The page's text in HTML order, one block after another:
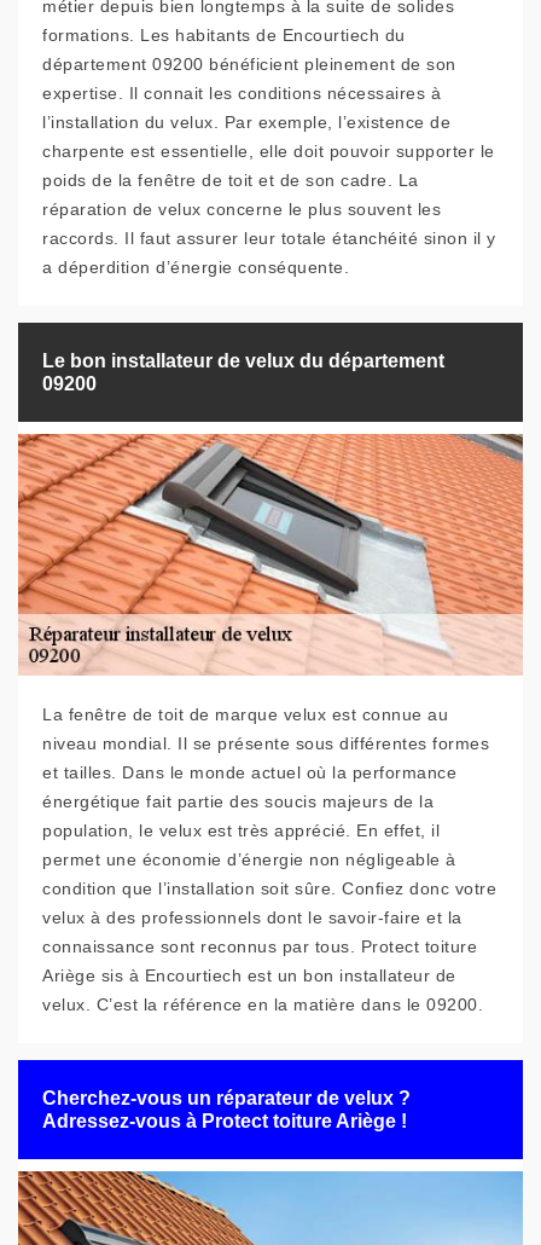
métier depuis bien longtemps à la suite de solides
formations. Les habitants de Encourtiech du
département 09200 bénéficient pleinement de son
expertise. Il connait les conditions nécessaires à
l’installation du velux. Par exemple, l’existence de
charpente est essentielle, elle doit pouvoir supporter le
poids de la fenêtre de toit et de son cadre. La
réparation de velux concerne le plus souvent les
raccords. Il faut assurer leur totale étanchéité sinon il y
a déperdition d’énergie conséquente.
Le bon installateur de velux du département
09200
La fenêtre de toit de marque velux est connue au
niveau mondial. Il se présente sous différentes formes
et tailles. Dans le monde actuel où la performance
énergétique fait partie des soucis majeurs de la
population, le velux est très apprécié. En effet, il
permet une économie d’énergie non négligeable à
condition que l’installation soit sûre. Confiez donc votre
velux à des professionnels dont le savoir-faire et la
connaissance sont reconnus par tous. Protect toiture
Ariège sis à Encourtiech est un bon installateur de
velux. C’est la référence en la matière dans le 09200.
Cherchez-vous un réparateur de velux ?
Adressez-vous à Protect toiture Ariège !